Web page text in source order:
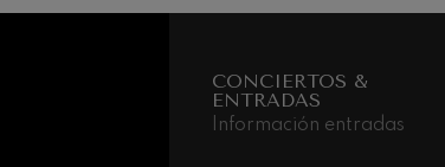
CONCIERTOS &
ENTRADAS
Información entradas